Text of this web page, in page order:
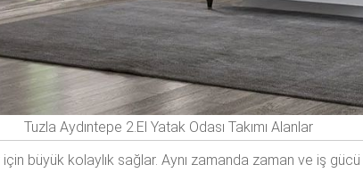
Tuzla Aydıntepe 2.El Yatak Odası Takımı Alanlar
büyük kolaylık sağlar. Aynı zamanda zaman ve iş